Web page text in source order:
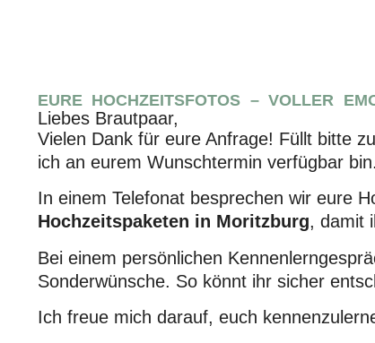
EURE HOCHZEITSFOTOS – VOLLER
Liebes Brautpaar,
Vielen Dank für eure Anfrage! Füllt bitte
ich an eurem Wunschtermin verfügbar bin.
In einem Telefonat besprechen wir eure
Hochzeitspaketen in Moritzburg, damit
Bei einem persönlichen
Sonderwünsche. So könnt ihr sicher
Ich freue mich darauf, euch